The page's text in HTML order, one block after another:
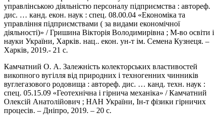
управлінською діяльністю персоналу підприємства : автореф.
дис. … канд. екон. наук : спец. 08.00.04 «Економіка та
управління підприємствами ( за видами економічної
діяльності)» / Гришина Вікторія Володимирівна ; М-во освіти і
науки України, Харків. нац.. екон. ун-т ім. Семена Кузнеця. –
Харків, 2019.- 21 с.
Камчатний О. А. Залежність колекторських властивостей
викопного вугілля від природних і техногенних чинників
вуглегазового родовища : автореф. дис. … канд. техн. наук :
спец. 05.15.09 «Геотехнічна і гірнича механіка» / Камчатний
Олексій Анатолійович ; НАН України, Ін-т фізики гірничих
процесів. – Дніпро, 2019. – 20 с.